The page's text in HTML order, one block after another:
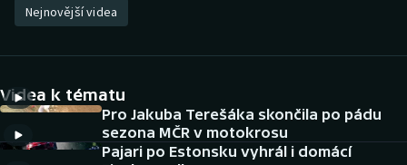
Tenis
Atletika
Cyklistika
DALŠÍ SPORTY
Nejnovější videa
Videa k tématu
Pro Jakuba Terešáka skončila po pádu
sezona MČR v motokrosu
Pajari po Estonsku vyhrál i domácí